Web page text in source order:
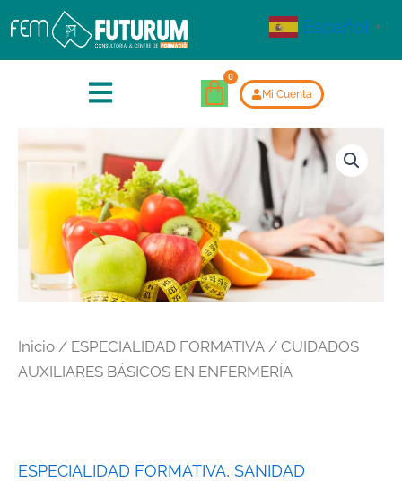
Mi Cuenta
Inicio / ESPECIALIDAD FORMATIVA / CUIDADOS
AUXILIARES BÁSICOS EN ENFERMERÍA
ESPECIALIDAD FORMATIVA, SANIDAD
Español ▼